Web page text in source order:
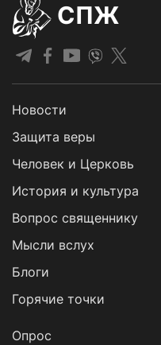
СПЖ
Новости
Защита веры
Человек и Церковь
История и культура
Вопрос священнику
Мысли вслух
Блоги
Горячие точки
Опрос